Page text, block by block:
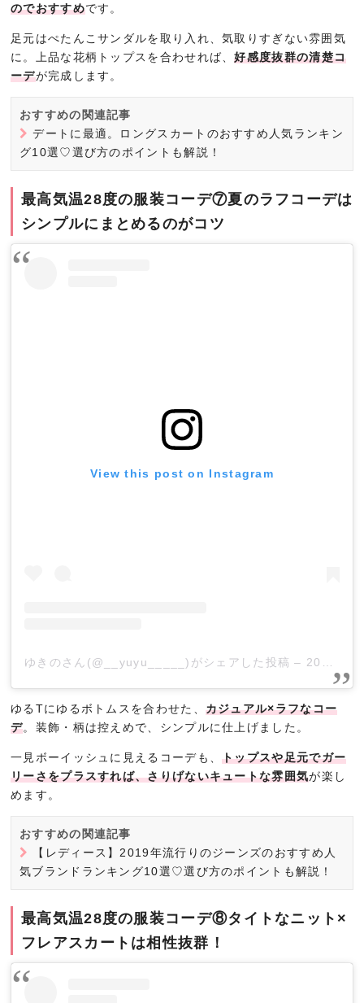
のでおすすめです。
足元はぺたんこサンダルを取り入れ、気取りすぎない雰囲気
に。上品な花柄トップスを合わせれば、好感度抜群の清楚コ
ーデが完成します。
おすすめの関連記事
デートに最適。ロングスカートのおすすめ人気ランキン
グ10選♡選び方のポイントも解説！
最高気温28度の服装コーデ⑦夏のラフコーデは
シンプルにまとめるのがコツ
View this post on Instagram
ゆきのさん(@__yuyu_____)がシェアした投稿 – 2019年 5月月1日午前6時06分PDT
ゆるTにゆるボトムスを合わせた、 カジュアル×ラフなコー
デ。装飾・柄は控えめで、シンプルに仕上げました。
一見ボーイッシュに見えるコーデも、トップスや足元でガー
リーさをプラスすれば、さりげないキュートな雰囲気が楽し
めます。
おすすめの関連記事
【レディース】2019年流行りのジーンズのおすすめ人
気ブランドランキング10選♡選び方のポイントも解説！
最高気温28度の服装コーデ⑧タイトなニット×
フレアスカートは相性抜群！